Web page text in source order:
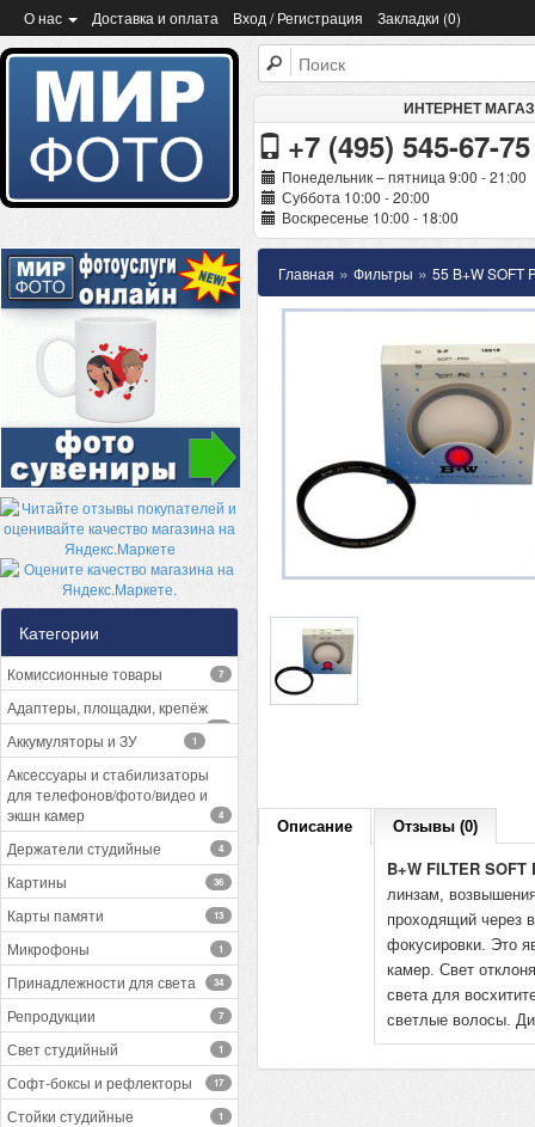
О нас Доставка и оплата Вход / Регистрация Закладки (0)
ИНТЕРНЕТ
+7 (495) 545-67-75
Понедельник – пятница 9:00 - 21:00
Суббота 10:00 - 20:00
Воскресенье 10:00 - 18:00
Категории
Комиссионные товары 7
Адаптеры, площадки, крепёж
13
Аккумуляторы и ЗУ 1
Аксессуары и стабилизаторы
для телефонов/фото/видео и
экшн камер
4
Держатели студийные 4
Картины 36
Карты памяти 13
Микрофоны 1
Принадлежности для света 34
Репродукции 7
Свет студийный 1
Софт-боксы и рефлекторы 17
Стойки студийные 1
Главная » Фильтры » 55 B+W SOFT
Описание Отзывы (0)
B+W FILTER SOFT
линзам,
проходящий через
фокусировки. Это
камер. Свет
света для
светлые волосы.